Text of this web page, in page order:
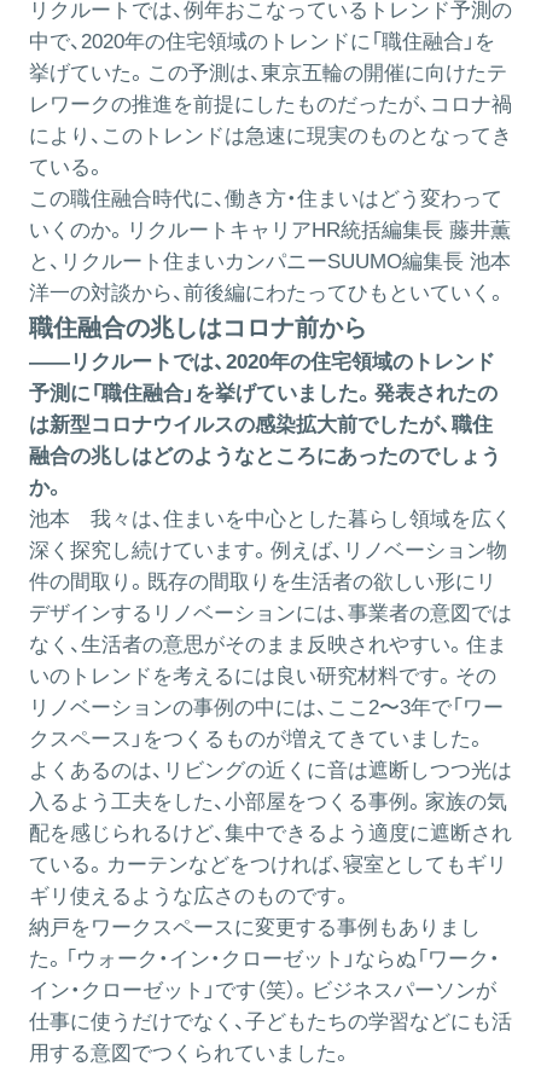
リクルートでは、例年おこなっているトレンド予測の
中で、2020年の住宅領域のトレンドに「職住融合」を
挙げていた。この予測は、東京五輪の開催に向けたテ
レワークの推進を前提にしたものだったが、コロナ禍
により、このトレンドは急速に現実のものとなってき
ている。
この職住融合時代に、働き方・住まいはどう変わって
いくのか。リクルートキャリアHR統括編集長 藤井薫
と、リクルート住まいカンパニーSUUMO編集長 池本
洋一の対談から、前後編にわたってひもといていく。
職住融合の兆しはコロナ前から
――リクルートでは、2020年の住宅領域のトレンド
予測に「職住融合」を挙げていました。発表されたの
は新型コロナウイルスの感染拡大前でしたが、職住
融合の兆しはどのようなところにあったのでしょう
か。
池本 我々は、住まいを中心とした暮らし領域を広く
深く探究し続けています。例えば、リノベーション物
件の間取り。既存の間取りを生活者の欲しい形にリ
デザインするリノベーションには、事業者の意図では
なく、生活者の意思がそのまま反映されやすい。住ま
いのトレンドを考えるには良い研究材料です。その
リノベーションの事例の中には、ここ2〜3年で「ワー
クスペース」をつくるものが増えてきていました。
よくあるのは、リビングの近くに音は遮断しつつ光は
入るよう工夫をした、小部屋をつくる事例。家族の気
配を感じられるけど、集中できるよう適度に遮断され
ている。カーテンなどをつければ、寝室としてもギリ
ギリ使えるような広さのものです。
納戸をワークスペースに変更する事例もありまし
た。「ウォーク・イン・クローゼット」ならぬ「ワーク・
イン・クローゼット」です（笑）。ビジネスパーソンが
仕事に使うだけでなく、子どもたちの学習などにも活
用する意図でつくられていました。